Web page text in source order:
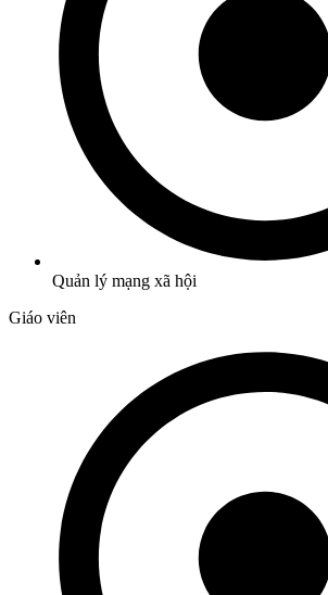
Quản lý mạng xã hội
Giáo viên